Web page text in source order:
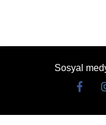
Sosyal